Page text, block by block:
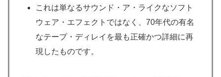
これは単なるサウンド・ア・ライクなソフト
ウェア・エフェクトではなく、70年代の有名
なテープ・ディレイを最も正確かつ詳細に再
現したものです。